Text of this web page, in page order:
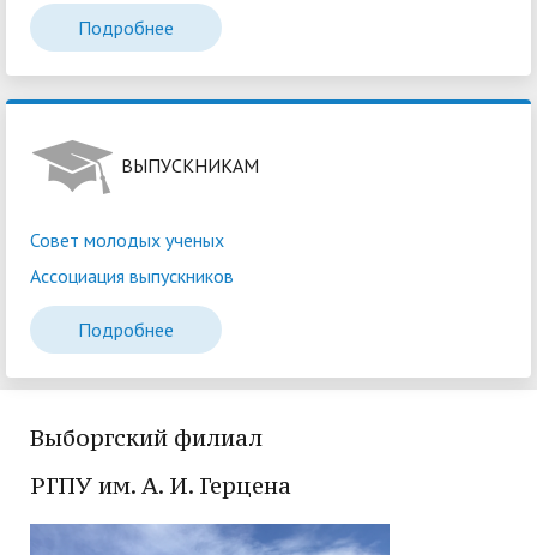
Подробнее
ВЫПУСКНИКАМ
Совет молодых ученых
Ассоциация выпускников
Подробнее
Выборгский филиал
РГПУ им. А. И. Герцена